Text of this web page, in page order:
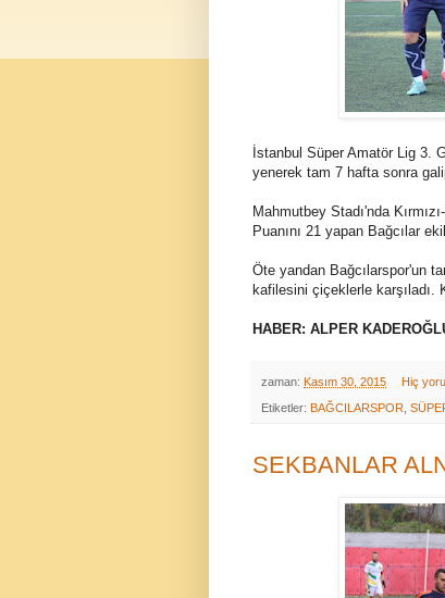
İstanbul Süper Amatör Lig 3.
yenerek tam 7 hafta sonra
Mahmutbey Stadı'nda
Puanını 21 yapan Bağcılar
Öte yandan Bağcılarspor'un
kafilesini çiçeklerle karşıladı.
HABER: ALPER
zaman: Kasım 30, 2015 Hiç
Etiketler: BAĞCILARSPOR
SEKBANLAR